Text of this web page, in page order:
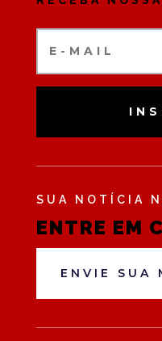
SUA NOTÍCIA
ENTRE EM
ENVIE SUA